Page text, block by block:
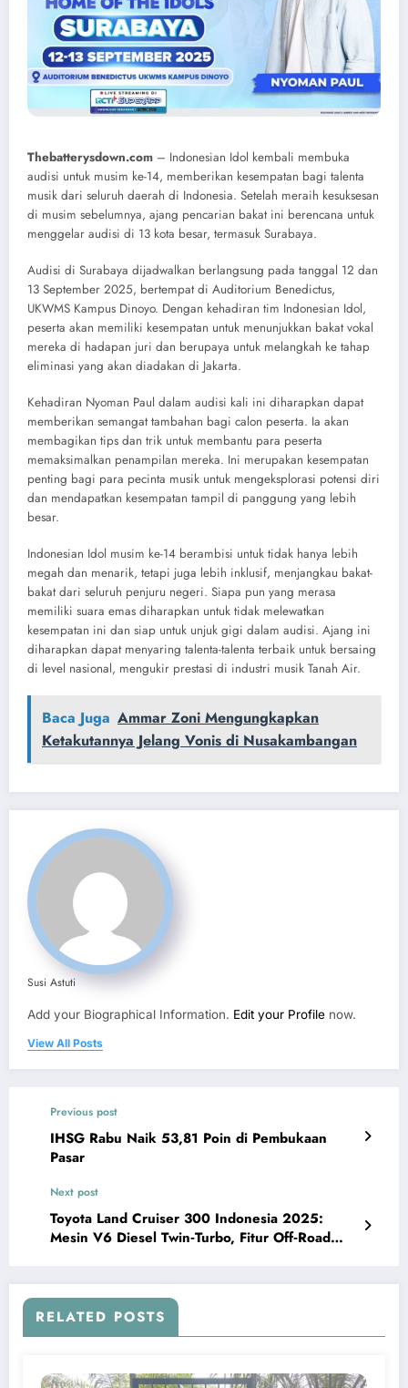
Thebatterysdown.com – Indonesian Idol kembali membuka
audisi untuk musim ke-14, memberikan kesempatan bagi talenta
musik dari seluruh daerah di Indonesia. Setelah meraih kesuksesan
di musim sebelumnya, ajang pencarian bakat ini berencana untuk
menggelar audisi di 13 kota besar, termasuk Surabaya.
Audisi di Surabaya dijadwalkan berlangsung pada tanggal 12 dan
13 September 2025, bertempat di Auditorium Benedictus,
UKWMS Kampus Dinoyo. Dengan kehadiran tim Indonesian Idol,
peserta akan memiliki kesempatan untuk menunjukkan bakat vokal
mereka di hadapan juri dan berupaya untuk melangkah ke tahap
eliminasi yang akan diadakan di Jakarta.
Kehadiran Nyoman Paul dalam audisi kali ini diharapkan dapat
memberikan semangat tambahan bagi calon peserta. Ia akan
membagikan tips dan trik untuk membantu para peserta
memaksimalkan penampilan mereka. Ini merupakan kesempatan
penting bagi para pecinta musik untuk mengeksplorasi potensi diri
dan mendapatkan kesempatan tampil di panggung yang lebih
besar.
Indonesian Idol musim ke-14 berambisi untuk tidak hanya lebih
megah dan menarik, tetapi juga lebih inklusif, menjangkau bakat-
bakat dari seluruh penjuru negeri. Siapa pun yang merasa
memiliki suara emas diharapkan untuk tidak melewatkan
kesempatan ini dan siap untuk unjuk gigi dalam audisi. Ajang ini
diharapkan dapat menyaring talenta-talenta terbaik untuk bersaing
di level nasional, mengukir prestasi di industri musik Tanah Air.
Baca Juga Ammar Zoni Mengungkapkan
Ketakutannya Jelang Vonis di Nusakambangan
Susi Astuti
Add your Biographical Information. Edit your Profile now.
View All Posts
Previous post
IHSG Rabu Naik 53,81 Poin di Pembukaan
Pasar
Next post
Toyota Land Cruiser 300 Indonesia 2025:
Mesin V6 Diesel Twin‑Turbo, Fitur Off‑Road
RELATED POSTS